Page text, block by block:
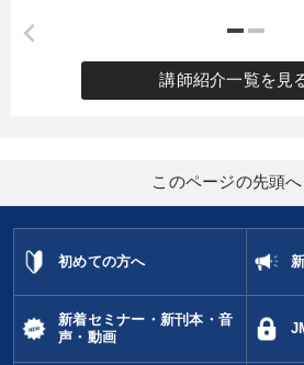
講師紹介一覧を見
このページの先頭へ
初めての方へ
新着セミナー・新刊本・音
声・動画